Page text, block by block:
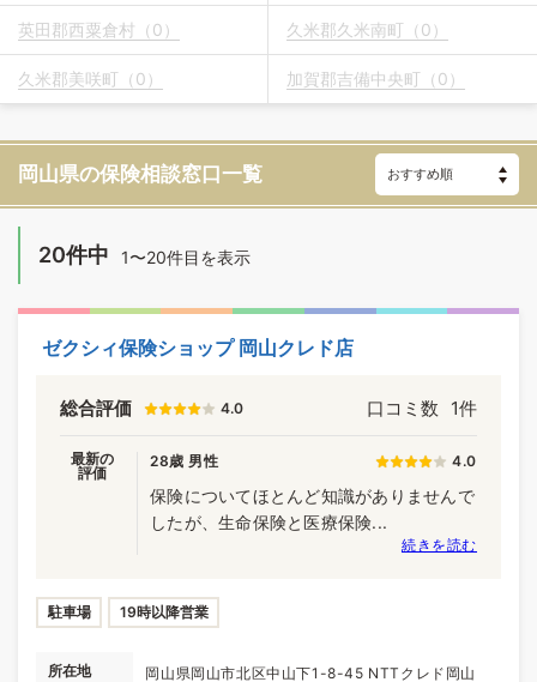
英田郡西粟倉村（0） 久米郡久米南町（0）
久米郡美咲町（0） 加賀郡吉備中央町（0）
岡山県の保険相談窓口一覧
20件中 1〜20件目を表示
ゼクシィ保険ショップ 岡山クレド店
総合評価 4.0 口コミ数 1件
最新の
評価
28歳 男性 4.0
保険についてほとんど知識がありませんで
したが、生命保険と医療保険...
続きを読む
駐車場 19時以降営業
所在地
岡山県岡山市北区中山下1-8-45 NTTクレド岡山